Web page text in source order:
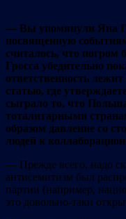
— Вы упомянули Яна
посвященную
считалось, что погром
Гросса убедительно
ответственность
статью, где
сыграло то, что
тоталитарными
образом давление со
людей к
— Прежде всего, надо
антисемитизм был
партии (например,
это довольно-таки